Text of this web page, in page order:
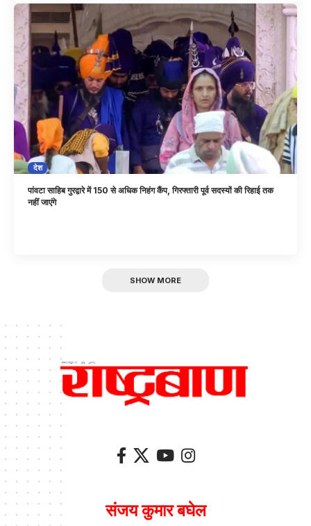
देश
पांवटा साहिब गुरद्वारे में 150 से अधिक निहंग कैंप, गिरफ्तारी पूर्व सदस्यों की रिहाई तक
नहीं जाएंगे
SHOW MORE
संजय कुमार बघेल